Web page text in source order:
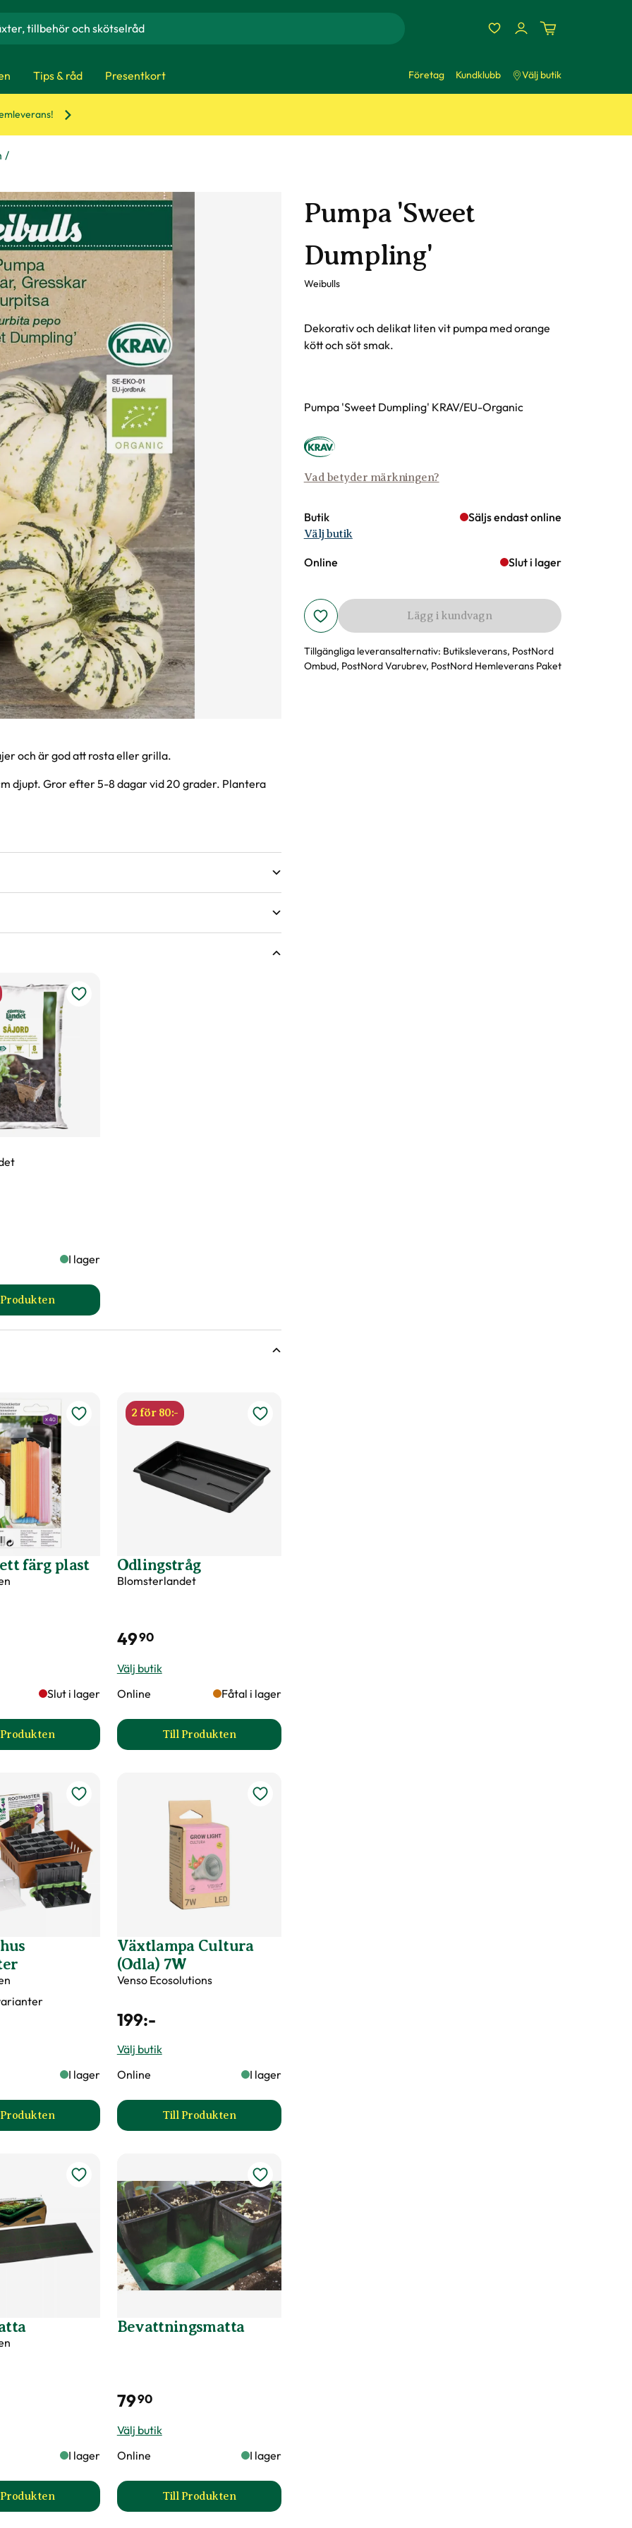
Tips & råd Presentkort Företag Kundklubb Välj butik
Pumpa 'Sweet
Dumpling'
Weibulls
Dekorativ och delikat liten vit pumpa med orange
kött och söt smak.
Varianter
Pumpa 'Sweet Dumpling' KRAV/EU-Organic
Vad betyder märkningen?
Butik Säljs endast online
Välj butik
Online Slut i lager
Lägg i kundvagn
Tillgängliga leveransalternativ: Butiksleverans, PostNord
Ombud, PostNord Varubrev, PostNord Hemleverans Paket
och är god att rosta eller grilla.
djupt. Gror efter 5-8 dagar vid 20 grader. Plantera
I lager
till Såjord produktsida
färg plast
Slut i lager
till Sticketikett färg plast produktsida
2 för 80:-
Odlingstråg
Blomsterlandet
4990
Välj butik
Online
Fåtal i lager
Till Produkten
till Odlingstråg produktsida
produktsida
I lager
till Minidrivhus Rootmaster produktsida
Växtlampa Cultura
(Odla) 7W
Venso Ecosolutions
199:-
Välj butik
Online
I lager
Till Produkten
till Växtlampa Cultura (Odla) 7W produktsida
produktsida
I lager
till Värmematta produktsida
Bevattningsmatta
7990
Välj butik
Online
I lager
Till Produkten
till Bevattningsmatta produktsida